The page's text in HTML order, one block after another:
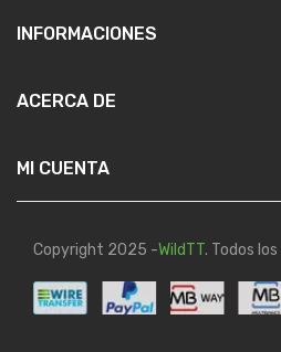
INFORMACIONES
ACERCA DE
MI CUENTA
Copyright 2025 -WildTT. Todos